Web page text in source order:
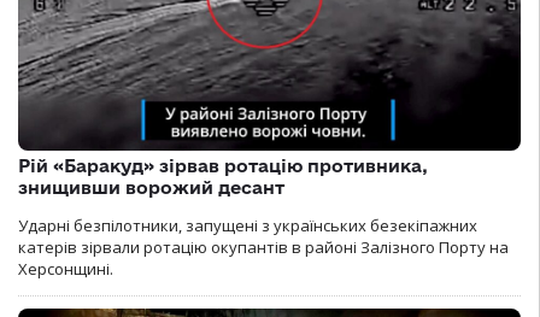
Рій «Баракуд» зірвав ротацію противника,
знищивши ворожий десант
Ударні безпілотники, запущені з українських безекіпажних
катерів зірвали ротацію окупантів в районі Залізного Порту на
Херсонщині.